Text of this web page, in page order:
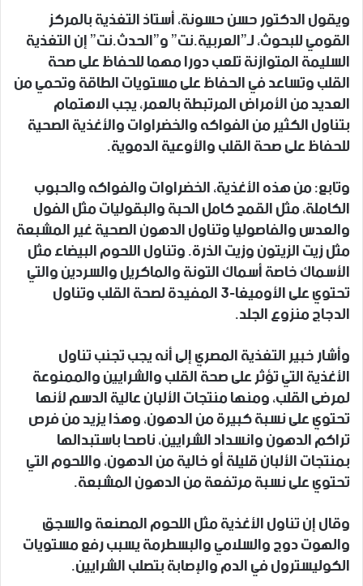
ويقول الدكتور حسن حسونة، أستاذ التغذية بالمركز
القومي للبحوث، لـ”العربية.نت” و”الحدث.نت” إن التغذية
السليمة المتوازنة تلعب دورا مهما للحفاظ على صحة
القلب وتساعد في الحفاظ على مستويات الطاقة وتحمي من
العديد من الأمراض المرتبطة بالعمر، يجب الاهتمام
بتناول الكثير من الفواكه والخضراوات والأغذية الصحية
للحفاظ على صحة القلب والأوعية الدموية.
وتابع: من هذه الأغذية، الخضراوات والفواكه والحبوب
الكاملة، مثل القمح كامل الحبة والبقوليات مثل الفول
والعدس والفاصوليا وتناول الدهون الصحية غير المشبعة
مثل زيت الزيتون وزيت الذرة. وتناول اللحوم البيضاء مثل
الأسماك خاصة أسماك التونة والماكريل والسردين والتي
تحتوي على الأوميغا-3 المفيدة لصحة القلب وتناول
الدجاج منزوع الجلد.
وأشار خبير التغذية المصري إلى أنه يجب تجنب تناول
الأغذية التي تؤثر على صحة القلب والشرايين والممنوعة
لمرضى القلب، ومنها منتجات الألبان عالية الدسم لأنها
تحتوي على نسبة كبيرة من الدهون، وهذا يزيد من فرص
تراكم الدهون وانسداد الشرايين، ناصحا باستبدالها
بمنتجات الألبان قليلة أو خالية من الدهون، واللحوم التي
تحتوي على نسبة مرتفعة من الدهون المشبعة.
وقال إن تناول الأغذية مثل اللحوم المصنعة والسجق
والهوت دوج والسلامي والبسطرمة يسبب رفع مستويات
الكوليسترول في الدم والإصابة بتصلب الشرايين.